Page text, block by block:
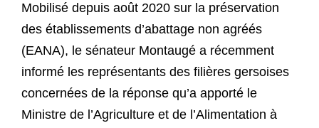
Mobilisé depuis août 2020 sur la préservation
des établissements d’abattage non agréés
(EANA), le sénateur Montaugé a récemment
informé les représentants des filières gersoises
concernées de la réponse qu’a apporté le
Ministre de l’Agriculture et de l’Alimentation à